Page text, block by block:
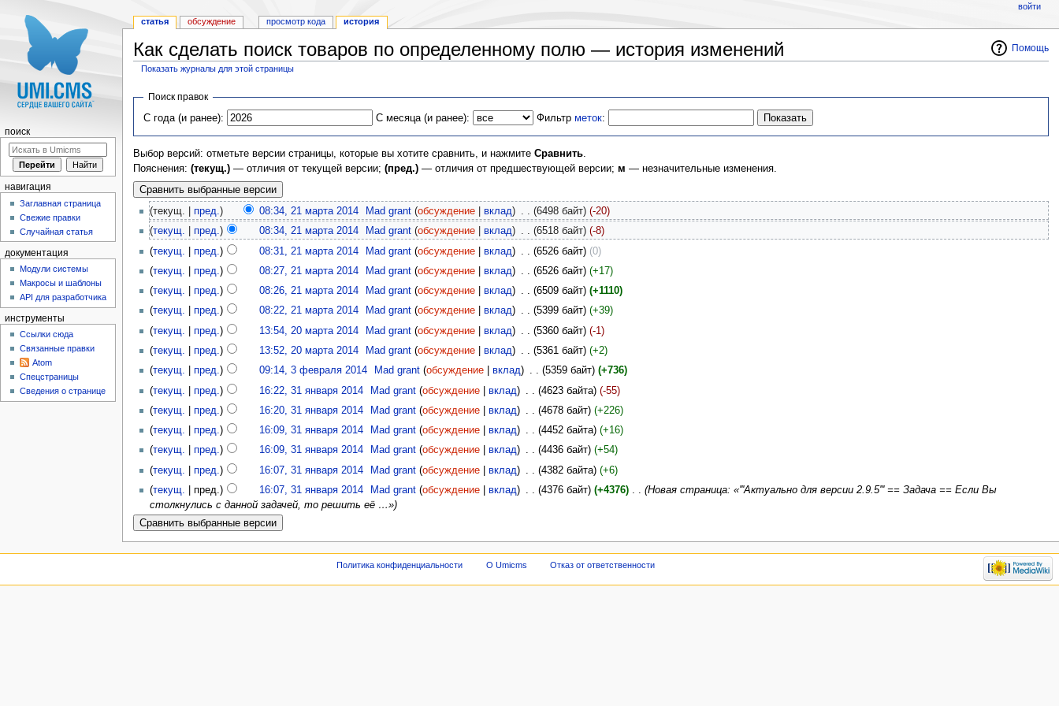
Помощь
Как сделать поиск товаров по определенному полю — история изменений
Показать журналы для этой страницы
Поиск правок
С года (и ранее):
С месяца (и ранее): Фильтрметок:
Выбор версий: отметьте версии страницы, которые вы хотите сравнить, и нажмите Сравнить.
Пояснения: (текущ.)— отличия от текущей версии; (пред.)— отличия от предшествующей версии; м — незначительные изменения.
(текущ. | пред.) 08:34, 21 марта 2014‎ Mad grant (обсуждение |вклад) . . (6498 байт) (-20)
(текущ. пред.) 08:34, 21 марта 2014‎ Mad grant (обсуждение |вклад) . . (6518 байт) (-8)
(текущ. пред. ) 08:31, 21 марта 2014‎ Mad grant (обсуждение |вклад) (6526 байт) (0)
(текущ. пред.) 08:27, 21 марта 2014‎ Mad grant (обсуждение |вклад) . . (6526 байт) (+17)
(текущ. пред.) 08:26, 21 марта 2014‎ Mad grant (обсуждение |вклад) . . (6509 байт) (+1110)
(текущ. пред.) 08:22, 21 марта 2014‎ Mad grant (обсуждение |вклад) . . (5399 байт) (+39)
(текущ. пред. ) 13:54, 20 марта 2014‎ Mad grant (обсуждение |вклад) (5360 байт) (-1)
(текущ. пред.) 13:52, 20 марта 2014‎ Mad grant (обсуждение |вклад) . . (5361 байт) (+2)
(текущ. пред.) 09:14, 3 февраля 2014‎ Mad grant (обсуждение |вклад) . . (5359 байт) (+736)
(текущ. пред. ) 16:22, 31 января 2014‎ Mad grant (обсуждение |вклад) (4623 байта) (-55)
(текущ. пред. ) 16:20, 31 января 2014‎ Mad grant (обсуждение |вклад) (4678 байт) (+226)
(текущ. пред.) 16:09, 31 января 2014‎ Mad grant (обсуждение |вклад) . . (4452 байта) (+16)
(текущ. пред.) 16:09, 31 января 2014‎ Mad grant (обсуждение |вклад) . . (4436 байт) (+54)
(текущ. пред. ) 16:07, 31 января 2014‎ Mad grant (обсуждение |вклад) (4382 байта) (+6)
(текущ. | пред.) 16:07, 31 января 2014‎ Mad grant (обсуждение |вклад) . . (4376 байт) (+4376)‎ . . (Новая страница: «'''Актуально для версии 2.9.5''' == Задача == Если Вы
столкнулись с данной задачей, то решить её …»)
статья обсуждение просмотр кода история
войти
поиск
навигация
Заглавная страница
Свежие правки
Случайная статья
документация
Модули системы
Макросы и шаблоны
API для разработчика
инструменты
Ссылки сюда
Связанные правки
Atom
Спецстраницы
Сведения о странице
Политика конфиденциальности О Umicms Отказ от ответственности